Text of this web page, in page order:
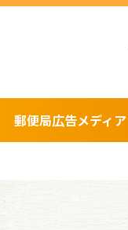
郵便局広告メディア